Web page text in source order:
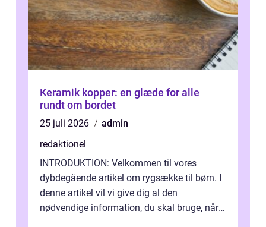
Keramik kopper: en glæde for alle
rundt om bordet
25 juli 2026
admin
redaktionel
INTRODUKTION: Velkommen til vores
dybdegående artikel om rygsække til børn. I
denne artikel vil vi give dig al den
nødvendige information, du skal bruge, når